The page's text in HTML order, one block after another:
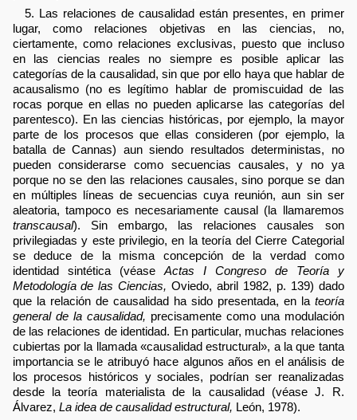
5. Las relaciones de causalidad están presentes, en primer
lugar, como relaciones objetivas en las ciencias, no,
ciertamente, como relaciones exclusivas, puesto que incluso
en las ciencias reales no siempre es posible aplicar las
categorías de la causalidad, sin que por ello haya que hablar de
acausalismo (no es legítimo hablar de promiscuidad de las
rocas porque en ellas no pueden aplicarse las categorías del
parentesco). En las ciencias históricas, por ejemplo, la mayor
parte de los procesos que ellas consideren (por ejemplo, la
batalla de Cannas) aun siendo resultados deterministas, no
pueden considerarse como secuencias causales, y no ya
porque no se den las relaciones causales, sino porque se dan
en múltiples líneas de secuencias cuya reunión, aun sin ser
aleatoria, tampoco es necesariamente causal (la llamaremos
transcausal). Sin embargo, las relaciones causales son
privilegiadas y este privilegio, en la teoría del Cierre Categorial
se deduce de la misma concepción de la verdad como
identidad sintética (véase Actas I Congreso de Teoría y
Metodología de las Ciencias, Oviedo, abril 1982, p. 139) dado
que la relación de causalidad ha sido presentada, en la teoría
general de la causalidad, precisamente como una modulación
de las relaciones de identidad. En particular, muchas relaciones
cubiertas por la llamada «causalidad estructural», a la que tanta
importancia se le atribuyó hace algunos años en el análisis de
los procesos históricos y sociales, podrían ser reanalizadas
desde la teoría materialista de la causalidad (véase J. R.
Álvarez, La idea de causalidad estructural, León, 1978).